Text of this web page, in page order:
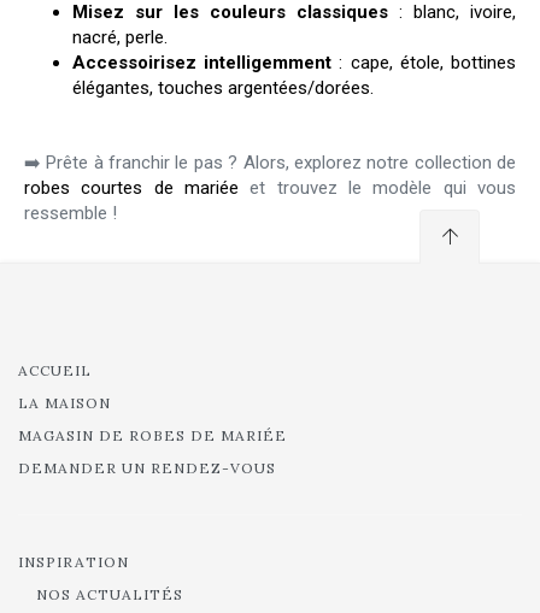
Misez sur les couleurs classiques : blanc, ivoire,
nacré, perle.
Accessoirisez intelligemment : cape, étole, bottines
élégantes, touches argentées/dorées.
➡️ Prête à franchir le pas ? Alors, explorez notre collection de
robes courtes de mariée et trouvez le modèle qui vous
ressemble !
ACCUEIL
LA MAISON
MAGASIN DE ROBES DE MARIÉE
DEMANDER UN RENDEZ-VOUS
INSPIRATION
NOS ACTUALITÉS